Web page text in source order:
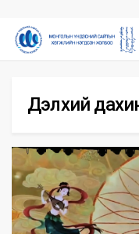
Дэлхий